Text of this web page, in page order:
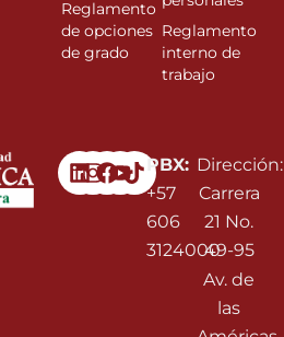
Linkedin
Instagram
Facebook
Youtube
PBX:
+57
606
3124000
Dirección:
Carrera
21 No.
49-95
Av. de
las
Reglamento
de opciones
de grado
Reglamento
interno de
trabajo